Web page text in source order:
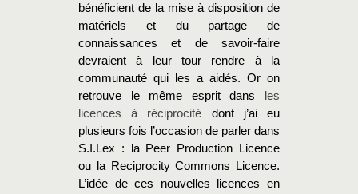
bénéficient de la mise à disposition de
matériels et du partage de
connaissances et de savoir-faire
devraient à leur tour rendre à la
communauté qui les a aidés. Or on
retrouve le même esprit dans les
licences à réciprocité dont j’ai eu
plusieurs fois l’occasion de parler dans
S.I.Lex : la Peer Production Licence
ou la Reciprocity Commons Licence.
L’idée de ces nouvelles licences en